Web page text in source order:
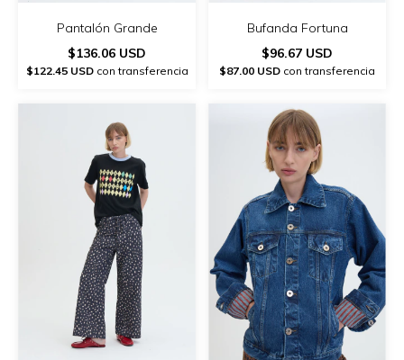
Pantalón Grande
$136.06 USD
$122.45 USDcon transferencia
Bufanda Fortuna
$96.67 USD
$87.00 USD con transferencia